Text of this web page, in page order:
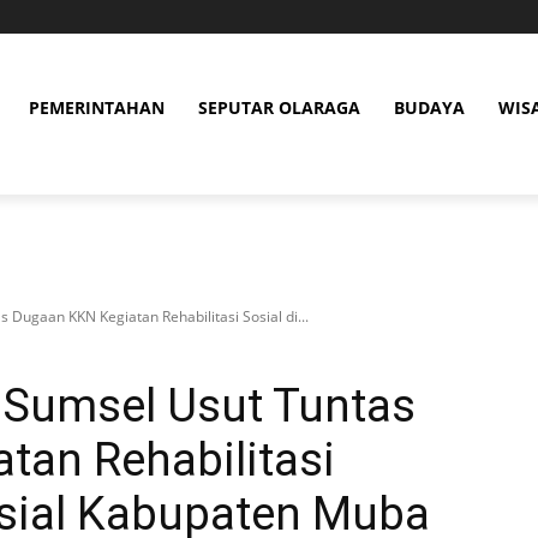
PEMERINTAHAN SEPUTAR OLARAGA BUDAYA
Dugaan KKN Kegiatan Rehabilitasi Sosial di...
Usut Tuntas
Rehabilitasi
Kabupaten Muba